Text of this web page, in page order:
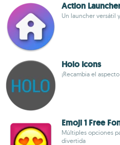
Action
Un launcher versátil
Holo Icons
¡Recambia el
Emoji 1 Free
Múltiples opciones
divertida